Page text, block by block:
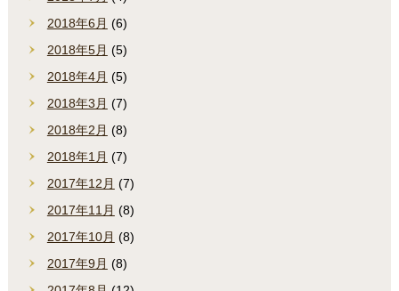
2018年6月 (6)
2018年5月 (5)
2018年4月 (5)
2018年3月 (7)
2018年2月 (8)
2018年1月 (7)
2017年12月 (7)
2017年11月 (8)
2017年10月 (8)
2017年9月 (8)